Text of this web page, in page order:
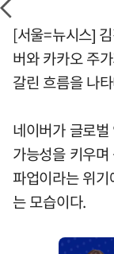
[서울=뉴시스]
버와 카카오 주
갈린 흐름을 나
네이버가 글로
가능성을 키우
파업이라는 위
는 모습이다.